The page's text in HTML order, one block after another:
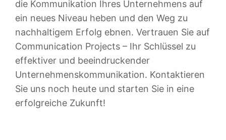
die Kommunikation Ihres Unternehmens auf
ein neues Niveau heben und den Weg zu
nachhaltigem Erfolg ebnen. Vertrauen Sie auf
Communication Projects – Ihr Schlüssel zu
effektiver und beeindruckender
Unternehmenskommunikation. Kontaktieren
Sie uns noch heute und starten Sie in eine
erfolgreiche Zukunft!